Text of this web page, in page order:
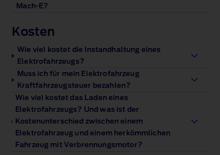
Mach-E?
Kosten
Wie viel kostet die Instandhaltung eines
Elektrofahrzeugs?
Muss ich für mein Elektrofahrzeug
Kraftfahrzeugsteuer bezahlen?
Wie viel kostet das Laden eines
Elektrofahrzeugs? Und was ist der
Kostenunterschied zwischen einem
Elektrofahrzeug und einem herkömmlichen
Fahrzeug mit Verbrennungsmotor?